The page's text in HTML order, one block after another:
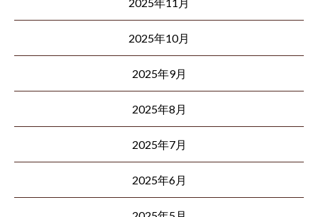
2025年10月
2025年9月
2025年8月
2025年7月
2025年6月